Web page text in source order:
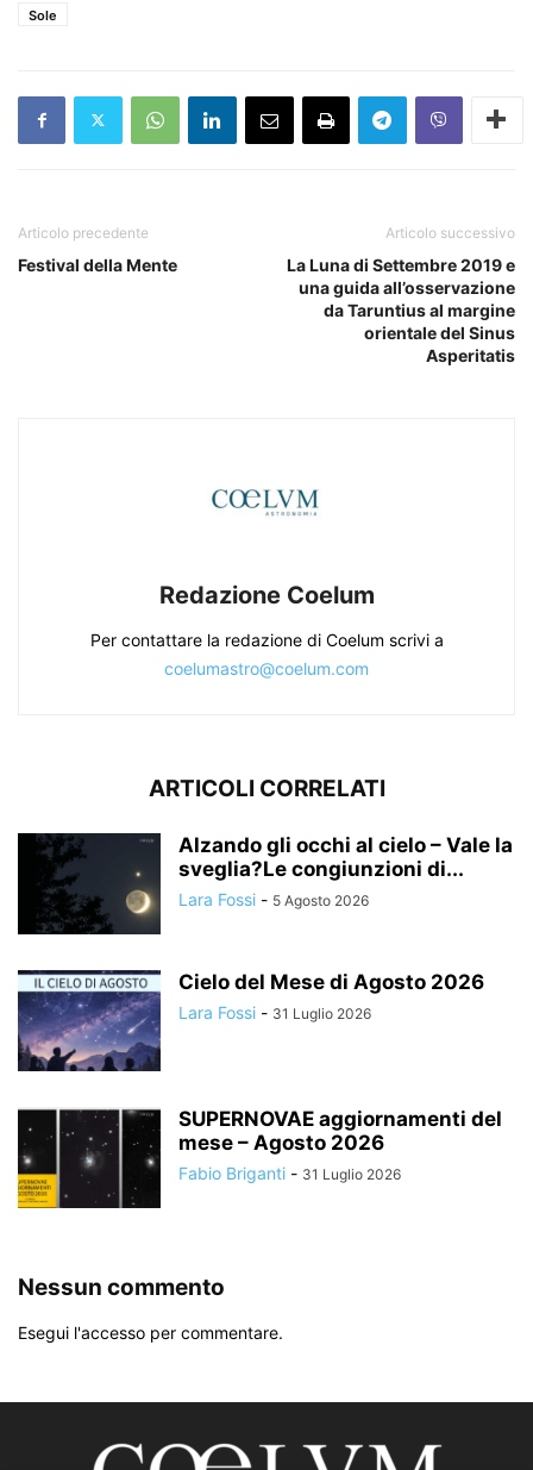
Sole
Articolo precedente
Festival della Mente
Articolo successivo
La Luna di Settembre 2019 e
una guida all’osservazione
da Taruntius al margine
orientale del Sinus
Asperitatis
Redazione Coelum
Per contattare la redazione di Coelum scrivi a
coelumastro@coelum.com
ARTICOLI CORRELATI
Alzando gli occhi al cielo – Vale la
sveglia?Le congiunzioni di...
Lara Fossi - 5 Agosto 2026
Cielo del Mese di Agosto 2026
Lara Fossi - 31 Luglio 2026
SUPERNOVAE aggiornamenti del
mese – Agosto 2026
Fabio Briganti - 31 Luglio 2026
Nessun commento
Esegui l'accesso per commentare.